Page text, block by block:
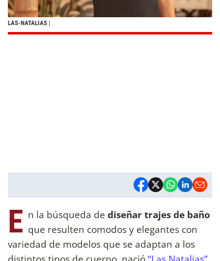
LAS-NATALIAS |
E n la búsqueda de diseñar trajes de baño
que resulten comodos y elegantes con
variedad de modelos que se adaptan a los